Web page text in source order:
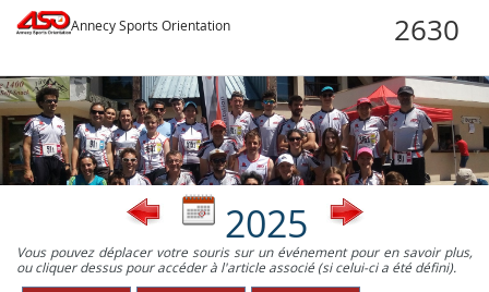
Annecy Sports Orientation
2025
Vous pouvez déplacer votre souris sur un événement pour en savoir plus,
ou cliquer dessus pour accéder à l'article associé (si celui-ci a été défini).